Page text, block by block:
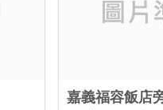
店旁美3房車位